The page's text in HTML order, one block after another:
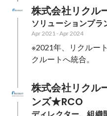
株式会社リクル
ソリューションプラ
Apr 2021-Apr 2024
※2021年、リクルー
クルートへ統合。
株式会社リクル
ンズ★RCO